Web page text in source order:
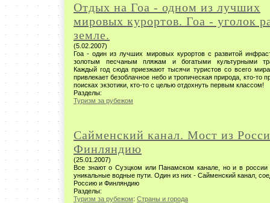
Отдых на Гоа - одном из лучших
мировых курортов. Гоа - уголок
земле.
(5.02.2007)
Гоа - один из лучших мировых курортов с развитой
золотым песчаным пляжам и богатыми культурными
Каждый год сюда приезжают тысячи туристов со всего
привлекает безоблачное небо и тропическая природа, кто-то
поисках экзотики, кто-то с целью отдохнуть первым классом!
Разделы:
Туризм за рубежом
Сайменский канал. Мост из
Финляндию
(25.01.2007)
Все знают о Суэцком или Панамском канале, но и в россии
уникальные водные пути. Один из них - Сайменский канал,
Россию и Финляндию
Разделы:
Туризм за рубежом: Страны и города